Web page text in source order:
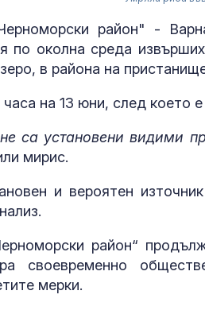
район" -
по околна среда
в района на
на 13 юни, след което
не са установени видими
мирис.
и вероятен
район“
своевременно
мерки.